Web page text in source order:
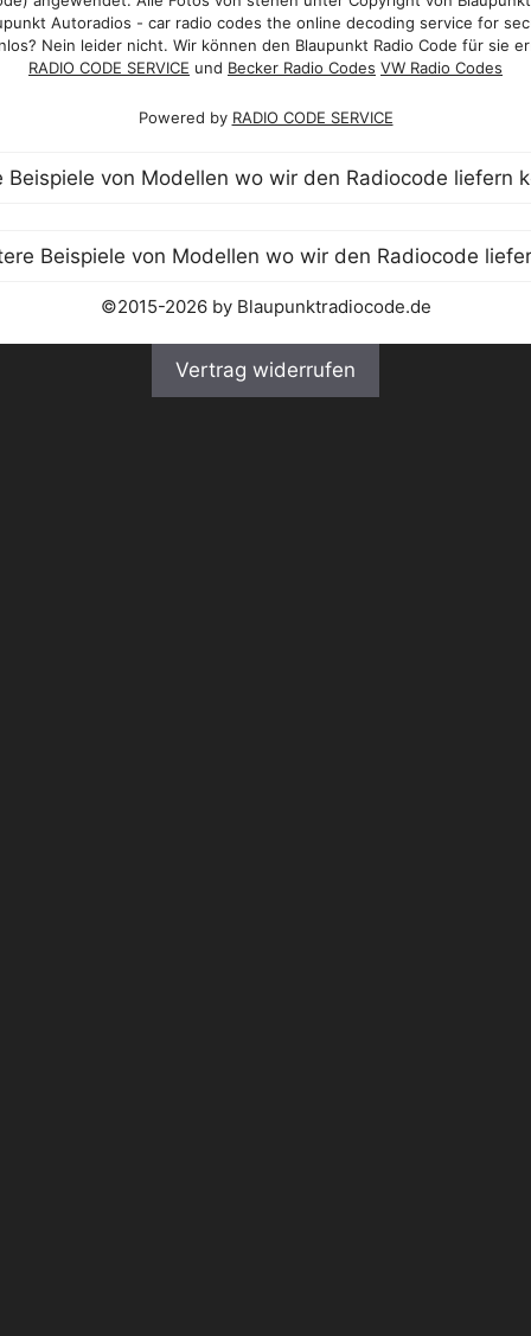
Autoradios - car radio codes the online decoding service for
Nein leider nicht. Wir können den Blaupunkt Radio Code für sie
RADIO CODE SERVICE und Becker Radio Codes VW Radio Codes
Powered by RADIO CODE SERVICE
©2015-2026 by Blaupunktradiocode.de
Vertrag widerrufen